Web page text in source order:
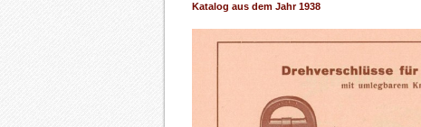
Katalog aus dem Jahr 1938